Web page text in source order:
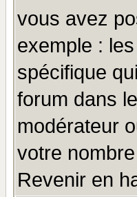
vous avez
exemple :
spécifique
forum dans
modérateur
votre
Revenir en